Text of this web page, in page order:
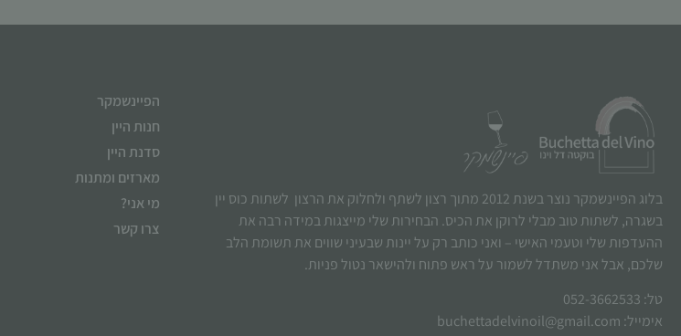
בלוג הפיינשמקר נוצר בשנת 2012 מתוך רצון לשתף ולחלוק את הרצון לשתות כוס יין
בשגרה, לשתות טוב מבלי לרוקן את הכיס. הבחירות שלי מייצגות במידה רבה את
ההעדפות שלי וטעמי האישי – ואני כותב רק על יינות שבעיני שווים את תשומת הלב
שלכם, אבל אני משתדל לשמור על ראש פתוח ולהישאר נטול פניות.
טל: 052-3662533
אימייל: buchettadelvinoil@gmail.com
הפיינשמקר
חנות היין
סדנת היין
מארזים ומתנות
מי אני?
צרו קשר